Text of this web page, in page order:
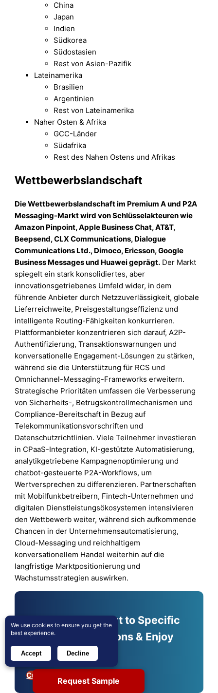
China
Japan
Indien
Südkorea
Südostasien
Rest von Asien-Pazifik
Lateinamerika
Brasilien
Argentinien
Rest von Lateinamerika
Naher Osten & Afrika
GCC-Länder
Südafrika
Rest des Nahen Ostens und Afrikas
Wettbewerbslandschaft
Die Wettbewerbslandschaft im Premium A und P2A
Messaging-Markt wird von Schlüsselakteuren wie
Amazon Pinpoint, Apple Business Chat, AT&T,
Beepsend, CLX Communications, Dialogue
Communications Ltd., Dimoco, Ericsson, Google
Business Messages und Huawei geprägt. Der Markt
spiegelt ein stark konsolidiertes, aber
innovationsgetriebenes Umfeld wider, in dem
führende Anbieter durch Netzzuverlässigkeit, globale
Lieferreichweite, Preisgestaltungseffizienz und
intelligente Routing-Fähigkeiten konkurrieren.
Plattformanbieter konzentrieren sich darauf, A2P-
Authentifizierung, Transaktionswarnungen und
konversationelle Engagement-Lösungen zu stärken,
während sie die Unterstützung für RCS und
Omnichannel-Messaging-Frameworks erweitern.
Strategische Prioritäten umfassen die Verbesserung
von Sicherheits-, Betrugskontrollmechanismen und
Compliance-Bereitschaft in Bezug auf
Telekommunikationsvorschriften und
Datenschutzrichtlinien. Viele Teilnehmer investieren
in CPaaS-Integration, KI-gestützte Automatisierung,
analytikgetriebene Kampagnenoptimierung und
chatbot-gesteuerte P2A-Workflows, um
Wertversprechen zu differenzieren. Partnerschaften
mit Mobilfunkbetreibern, Fintech-Unternehmen und
digitalen Dienstleistungsökosystemen intensivieren
den Wettbewerb weiter, während sich aufkommende
Chancen in der Unternehmensautomatisierung,
Cloud-Messaging und reichhaltigem
konversationellem Handel weiterhin auf die
langfristige Marktpositionierung und
Wachstumsstrategien auswirken.
Shape Your Report to Specific
Countries or Regions & Enjoy
30% Off!
Customize Now
Request Sample
We use cookies to ensure you get the
best experience.
Accept Decline